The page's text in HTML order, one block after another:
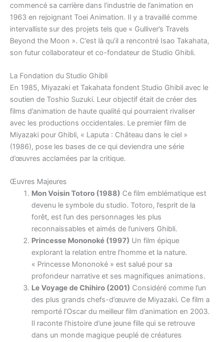
commencé sa carrière dans l’industrie de l’animation en
1963 en rejoignant Toei Animation. Il y a travaillé comme
intervalliste sur des projets tels que « Gulliver’s Travels
Beyond the Moon ». C’est là qu’il a rencontré Isao Takahata,
son futur collaborateur et co-fondateur de Studio Ghibli.
La Fondation du Studio Ghibli
En 1985, Miyazaki et Takahata fondent Studio Ghibli avec le
soutien de Toshio Suzuki. Leur objectif était de créer des
films d’animation de haute qualité qui pourraient rivaliser
avec les productions occidentales. Le premier film de
Miyazaki pour Ghibli, « Laputa : Château dans le ciel »
(1986), pose les bases de ce qui deviendra une série
d’œuvres acclamées par la critique.
Œuvres Majeures
Mon Voisin Totoro (1988) Ce film emblématique est
devenu le symbole du studio. Totoro, l’esprit de la
forêt, est l’un des personnages les plus
reconnaissables et aimés de l’univers Ghibli.
Princesse Mononoké (1997) Un film épique
explorant la relation entre l’homme et la nature.
« Princesse Mononoké » est salué pour sa
profondeur narrative et ses magnifiques animations.
Le Voyage de Chihiro (2001) Considéré comme l’un
des plus grands chefs-d’œuvre de Miyazaki. Ce film a
remporté l’Oscar du meilleur film d’animation en 2003.
Il raconte l’histoire d’une jeune fille qui se retrouve
dans un monde magique peuplé de créatures